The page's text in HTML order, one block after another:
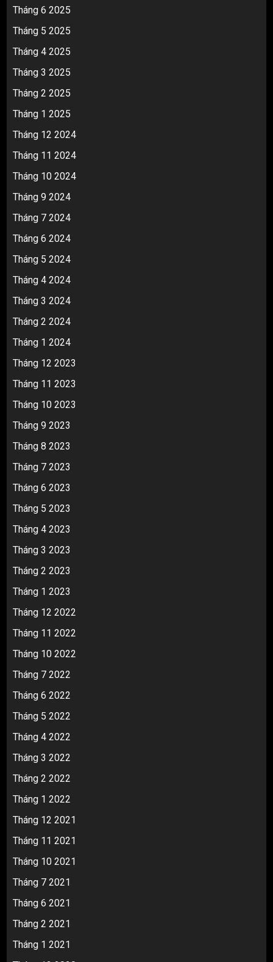
Tháng 6 2025
Tháng 5 2025
Tháng 4 2025
Tháng 3 2025
Tháng 2 2025
Tháng 1 2025
Tháng 12 2024
Tháng 11 2024
Tháng 10 2024
Tháng 9 2024
Tháng 7 2024
Tháng 6 2024
Tháng 5 2024
Tháng 4 2024
Tháng 3 2024
Tháng 2 2024
Tháng 1 2024
Tháng 12 2023
Tháng 11 2023
Tháng 10 2023
Tháng 9 2023
Tháng 8 2023
Tháng 7 2023
Tháng 6 2023
Tháng 5 2023
Tháng 4 2023
Tháng 3 2023
Tháng 2 2023
Tháng 1 2023
Tháng 12 2022
Tháng 11 2022
Tháng 10 2022
Tháng 7 2022
Tháng 6 2022
Tháng 5 2022
Tháng 4 2022
Tháng 3 2022
Tháng 2 2022
Tháng 1 2022
Tháng 12 2021
Tháng 11 2021
Tháng 10 2021
Tháng 7 2021
Tháng 6 2021
Tháng 2 2021
Tháng 1 2021